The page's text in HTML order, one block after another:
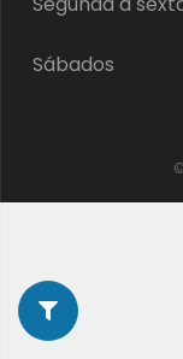
Sábados